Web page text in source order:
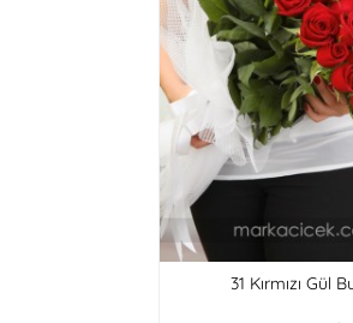
31 Kırmızı Gül